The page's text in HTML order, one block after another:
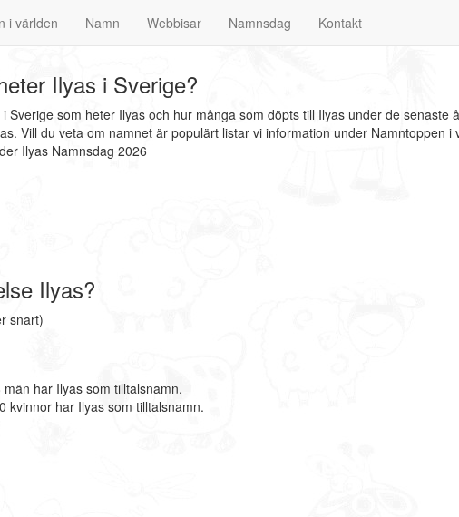
i världen Namn Webbisar Namnsdag Kontakt
Ilyas i Sverige?
som heter Ilyas och hur många som döpts till Ilyas under de senaste
Vill du veta om namnet är populärt listar vi information under Namntoppen i
Ilyas Namnsdag 2026
Ilyas?
snart)
har Ilyas som tilltalsnamn.
kvinnor har Ilyas som tilltalsnamn.